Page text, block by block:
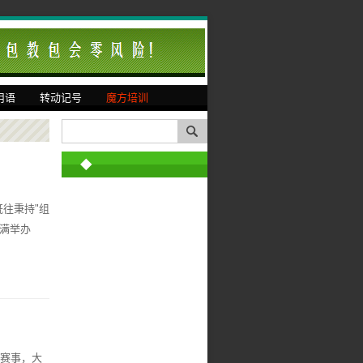
语 转动记号 魔方培训
秉持"组
举办
事，大
◆